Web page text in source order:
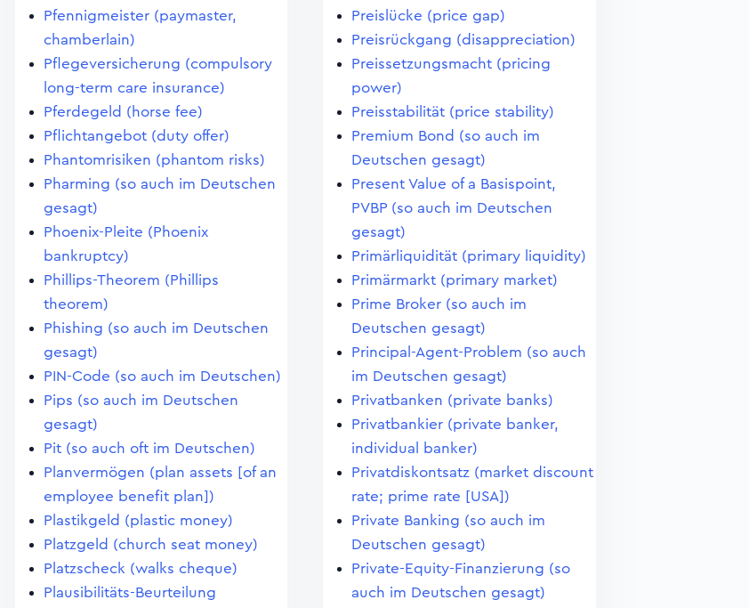
Pfennigmeister (paymaster,
chamberlain)
Pflegeversicherung (compulsory
long-term care insurance)
Pferdegeld (horse fee)
Pflichtangebot (duty offer)
Phantomrisiken (phantom risks)
Pharming (so auch im Deutschen
gesagt)
Phoenix-Pleite (Phoenix
bankruptcy)
Phillips-Theorem (Phillips
theorem)
Phishing (so auch im Deutschen
gesagt)
PIN-Code (so auch im Deutschen)
Pips (so auch im Deutschen
gesagt)
Pit (so auch oft im Deutschen)
Planvermögen (plan assets [of an
employee benefit plan])
Plastikgeld (plastic money)
Platzgeld (church seat money)
Platzscheck (walks cheque)
Plausibilitäts-Beurteilung
Preislücke (price gap)
Preisrückgang (disappreciation)
Preissetzungsmacht (pricing
power)
Preisstabilität (price stability)
Premium Bond (so auch im
Deutschen gesagt)
Present Value of a Basispoint,
PVBP (so auch im Deutschen
gesagt)
Primärliquidität (primary liquidity)
Primärmarkt (primary market)
Prime Broker (so auch im
Deutschen gesagt)
Principal-Agent-Problem (so auch
im Deutschen gesagt)
Privatbanken (private banks)
Privatbankier (private banker,
individual banker)
Privatdiskontsatz (market discount
rate; prime rate [USA])
Private Banking (so auch im
Deutschen gesagt)
Private-Equity-Finanzierung (so
auch im Deutschen gesagt)